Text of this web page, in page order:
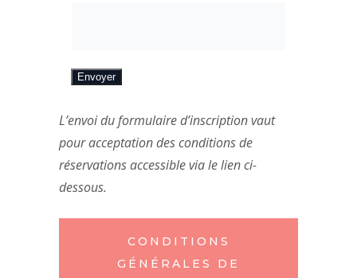
Envoyer
L’envoi du formulaire d’inscription vaut
pour acceptation des conditions de
réservations accessible via le lien ci-
dessous.
CONDITIONS
GÉNÉRALES DE